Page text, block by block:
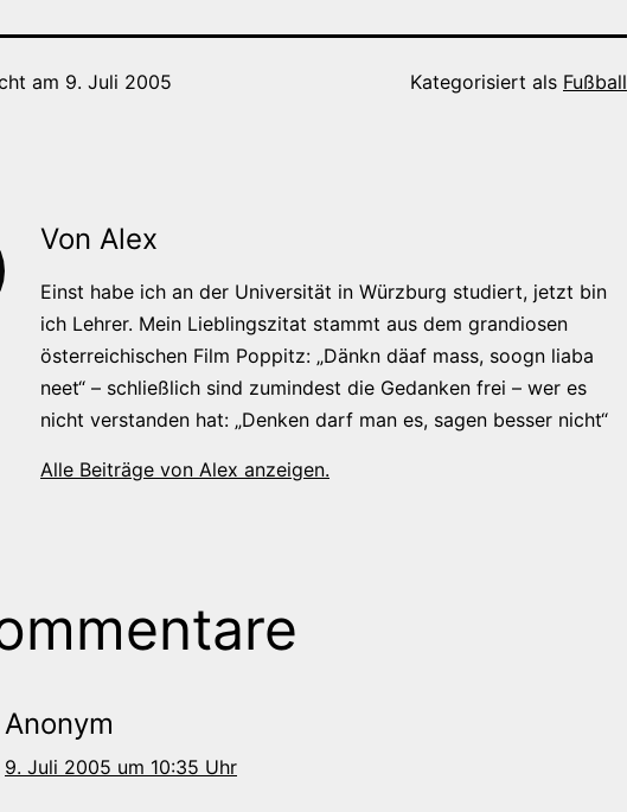
am 9. Juli 2005 Kategorisiert als Fußball
Von Alex
Einst habe ich an der Universität in Würzburg studiert, jetzt bin
ich Lehrer. Mein Lieblingszitat stammt aus dem grandiosen
österreichischen Film Poppitz: „Dänkn däaf mass, soogn liaba
neet“ – schließlich sind zumindest die Gedanken frei – wer es
nicht verstanden hat: „Denken darf man es, sagen besser nicht“
Alle Beiträge von Alex anzeigen.
Anonym
9. Juli 2005 um 10:35 Uhr